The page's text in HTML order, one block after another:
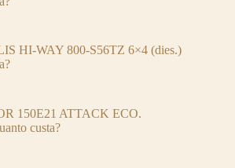
HI-WAY 800-S56TZ 6×4 (dies.)
150E21 ATTACK ECO.
custa?